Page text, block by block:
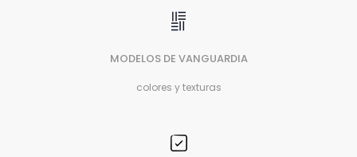
MODELOS DE VANGUARDIA
colores y texturas